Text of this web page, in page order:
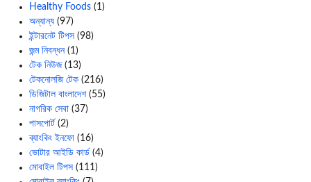
Healthy Foods (1)
অন্যান্য (97)
ইন্টারনেট টিপস (98)
জন্ম নিবন্ধন(1)
টেক নিউজ(13)
টেকনোলজি টেক (216)
ডিজিটাল বাংলাদেশ(55)
নাগরিক সেবা (37)
পাসপোর্ট (2)
ব্যাংকিং ইনফো (16)
ভোটার আইডি কার্ড (4)
মোবাইল টিপস (111)